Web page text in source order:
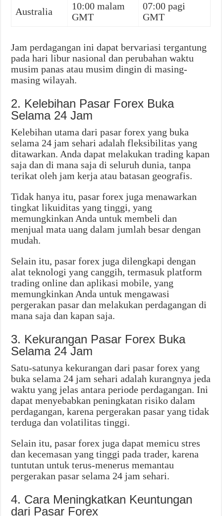
Australia
10:00 malam
GMT
07:00 pagi
GMT
Jam perdagangan ini dapat bervariasi tergantung
pada hari libur nasional dan perubahan waktu
musim panas atau musim dingin di masing-
masing wilayah.
2. Kelebihan Pasar Forex Buka
Selama 24 Jam
Kelebihan utama dari pasar forex yang buka
selama 24 jam sehari adalah fleksibilitas yang
ditawarkan. Anda dapat melakukan trading kapan
saja dan di mana saja di seluruh dunia, tanpa
terikat oleh jam kerja atau batasan geografis.
Tidak hanya itu, pasar forex juga menawarkan
tingkat likuiditas yang tinggi, yang
memungkinkan Anda untuk membeli dan
menjual mata uang dalam jumlah besar dengan
mudah.
Selain itu, pasar forex juga dilengkapi dengan
alat teknologi yang canggih, termasuk platform
trading online dan aplikasi mobile, yang
memungkinkan Anda untuk mengawasi
pergerakan pasar dan melakukan perdagangan di
mana saja dan kapan saja.
3. Kekurangan Pasar Forex Buka
Selama 24 Jam
Satu-satunya kekurangan dari pasar forex yang
buka selama 24 jam sehari adalah kurangnya jeda
waktu yang jelas antara periode perdagangan. Ini
dapat menyebabkan peningkatan risiko dalam
perdagangan, karena pergerakan pasar yang tidak
terduga dan volatilitas tinggi.
Selain itu, pasar forex juga dapat memicu stres
dan kecemasan yang tinggi pada trader, karena
tuntutan untuk terus-menerus memantau
pergerakan pasar selama 24 jam sehari.
4. Cara Meningkatkan Keuntungan
dari Pasar Forex